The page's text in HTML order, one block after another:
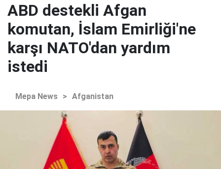
ABD destekli Afgan
komutan, İslam Emirliği'ne
karşı NATO'dan yardım
istedi
Mepa News > Afganistan